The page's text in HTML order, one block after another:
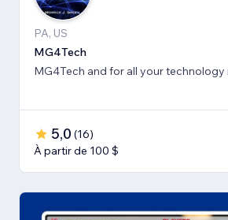
PA, US
MG4Tech
MG4Tech and for all your
5,0 (16)
À partir de 100 $